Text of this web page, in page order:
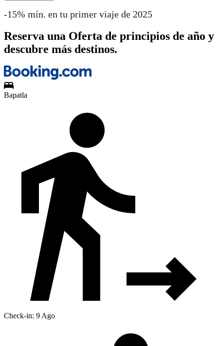
-15% mín. en tu primer viaje de 2025
Reserva una Oferta de principios de año y
descubre más destinos.
Bapatla
Check-in: 9 Ago